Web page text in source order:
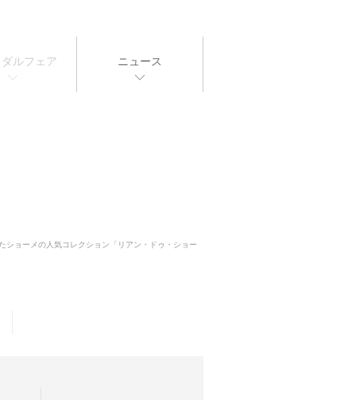
ルフェア ニュース
ショーメの人気コレクション「リアン・ドゥ・ショー